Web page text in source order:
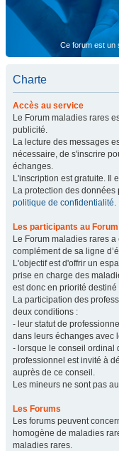
Ce forum est un
Charte
Accès au service
Le Forum maladies rares
publicité.
La lecture des messages
nécessaire, de s'inscrire
échanges.
L'inscription est gratuite. Il
La protection des données
politique de confidentialité.
Les participants au
Le Forum maladies rares
complément de sa ligne
L'objectif est d'offrir un
prise en charge des
est donc en priorité
La participation des
deux conditions :
- leur statut de
dans leurs échanges avec
- lorsque le conseil ordinal
professionnel est invité à
auprès de ce conseil.
Les mineurs ne sont pas
Les Forums
Les forums peuvent
homogène de maladies
maladies rares.